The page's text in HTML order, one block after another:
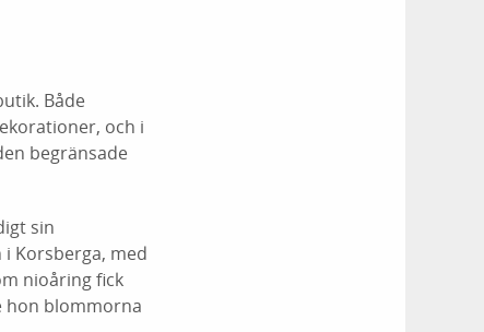
Både
och i
begränsade
sin
Korsberga, med
nioåring fick
hon blommorna